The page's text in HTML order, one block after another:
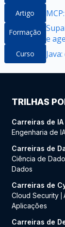
Artigo
Formação
e
Curso
TRILHAS
Carreiras de IA
Engenharia de
Carreiras de
Ciência de
Dados
Carreiras de
Cloud Security
Aplicações
Carreiras de